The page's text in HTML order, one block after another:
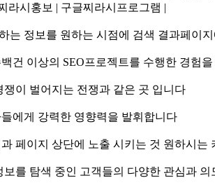
라시홍보 | 구글찌라시프로그램 |
는 정보를 원하는 시점에 검색 결과페이
건 이상의 SEO프로젝트를 수행한 경험
이 벌어지는 전쟁과 같은 곳 입니다
에게 강력한 영향력을 발휘합니다
페이지 상단에 노출 시키는 것 원하시는
를 탐색 중인 고객들의 다양한 관심과